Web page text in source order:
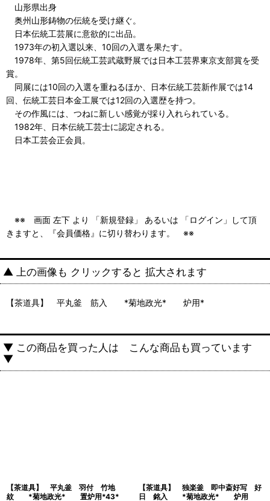
山形県出身
奥州山形鋳物の伝統を受け継ぐ。
日本伝統工芸展に意欲的に出品。
1973年の初入選以来、10回の入選を果たす。
1978年、第5回伝統工芸武蔵野展では日本工芸界東京支部賞を受
賞。
同展には10回の入選を重ねるほか、日本伝統工芸新作展では14
回、伝統工芸日本金工展では12回の入選歴を持つ。
その作風には、つねに新しい感覚が採り入れられている。
1982年、日本伝統工芸士に認定される。
日本工芸会正会員。
※※ 画面 左下 より 「新規登録」 あるいは 「ログイン」して頂
きますと、『会員価格』に切り替わります。 ※※
▲ 上の画像も クリックすると 拡大されます
【茶道具】 平丸釜 筋入 *菊地政光* 炉用*
▼ この商品を買った人は こんな商品も買っています
▼
【茶道具】 平丸釜 羽付 竹地
紋 *菊地政光* 置炉用*43*
【茶道具】 独楽釜 即中斎好写 好
日 銘入 *菊地政光* 炉用